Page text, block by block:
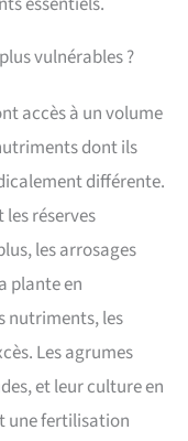
vulnérables ?
accès à un volume
dont ils
différente.
réserves
les arrosages
plante en
nutriments, les
Les agrumes
et leur culture en
une fertilisation